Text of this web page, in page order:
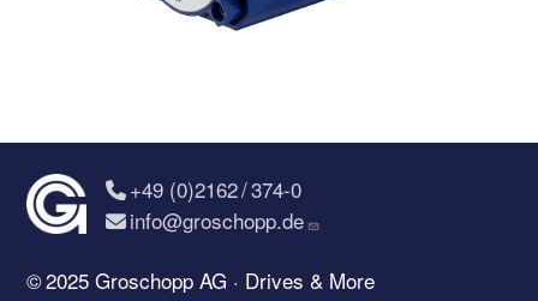
+49 (0)2162 / 374-0
info@groschopp.de
© 2025 Groschopp AG · Drives & More